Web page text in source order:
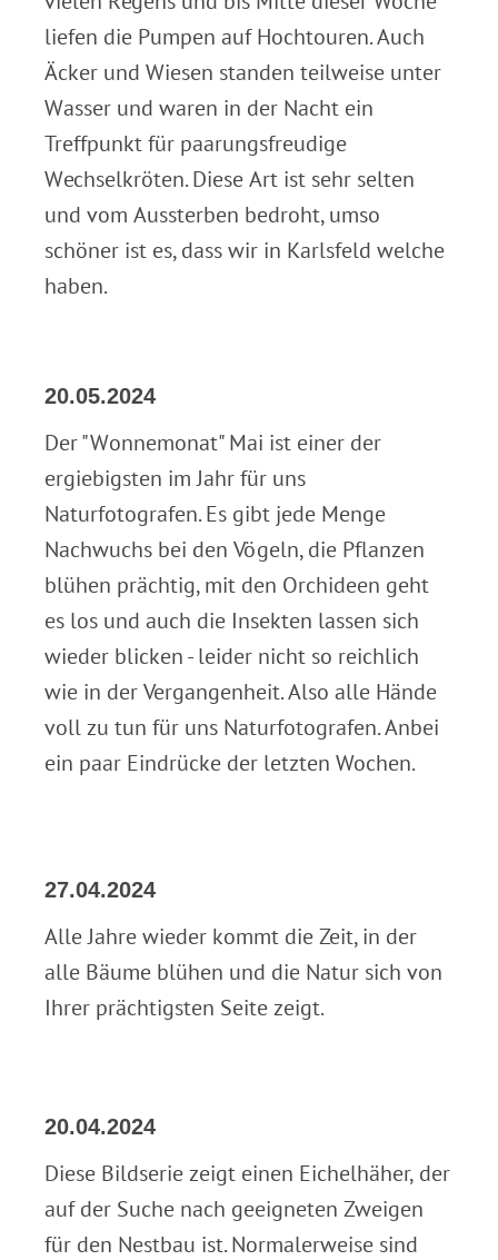
liefen die Pumpen auf Hochtouren. Auch
Äcker und Wiesen standen teilweise unter
Wasser und waren in der Nacht ein
Treffpunkt für paarungsfreudige
Wechselkröten. Diese Art ist sehr selten
und vom Aussterben bedroht, umso
schöner ist es, dass wir in Karlsfeld welche
haben.
20.05.2024
Der "Wonnemonat" Mai ist einer der
ergiebigsten im Jahr für uns
Naturfotografen. Es gibt jede Menge
Nachwuchs bei den Vögeln, die Pflanzen
blühen prächtig, mit den Orchideen geht
es los und auch die Insekten lassen sich
wieder blicken - leider nicht so reichlich
wie in der Vergangenheit. Also alle Hände
voll zu tun für uns Naturfotografen. Anbei
ein paar Eindrücke der letzten Wochen.
27.04.2024
Alle Jahre wieder kommt die Zeit, in der
alle Bäume blühen und die Natur sich von
Ihrer prächtigsten Seite zeigt.
20.04.2024
Diese Bildserie zeigt einen Eichelhäher, der
auf der Suche nach geeigneten Zweigen
für den Nestbau ist. Normalerweise sind